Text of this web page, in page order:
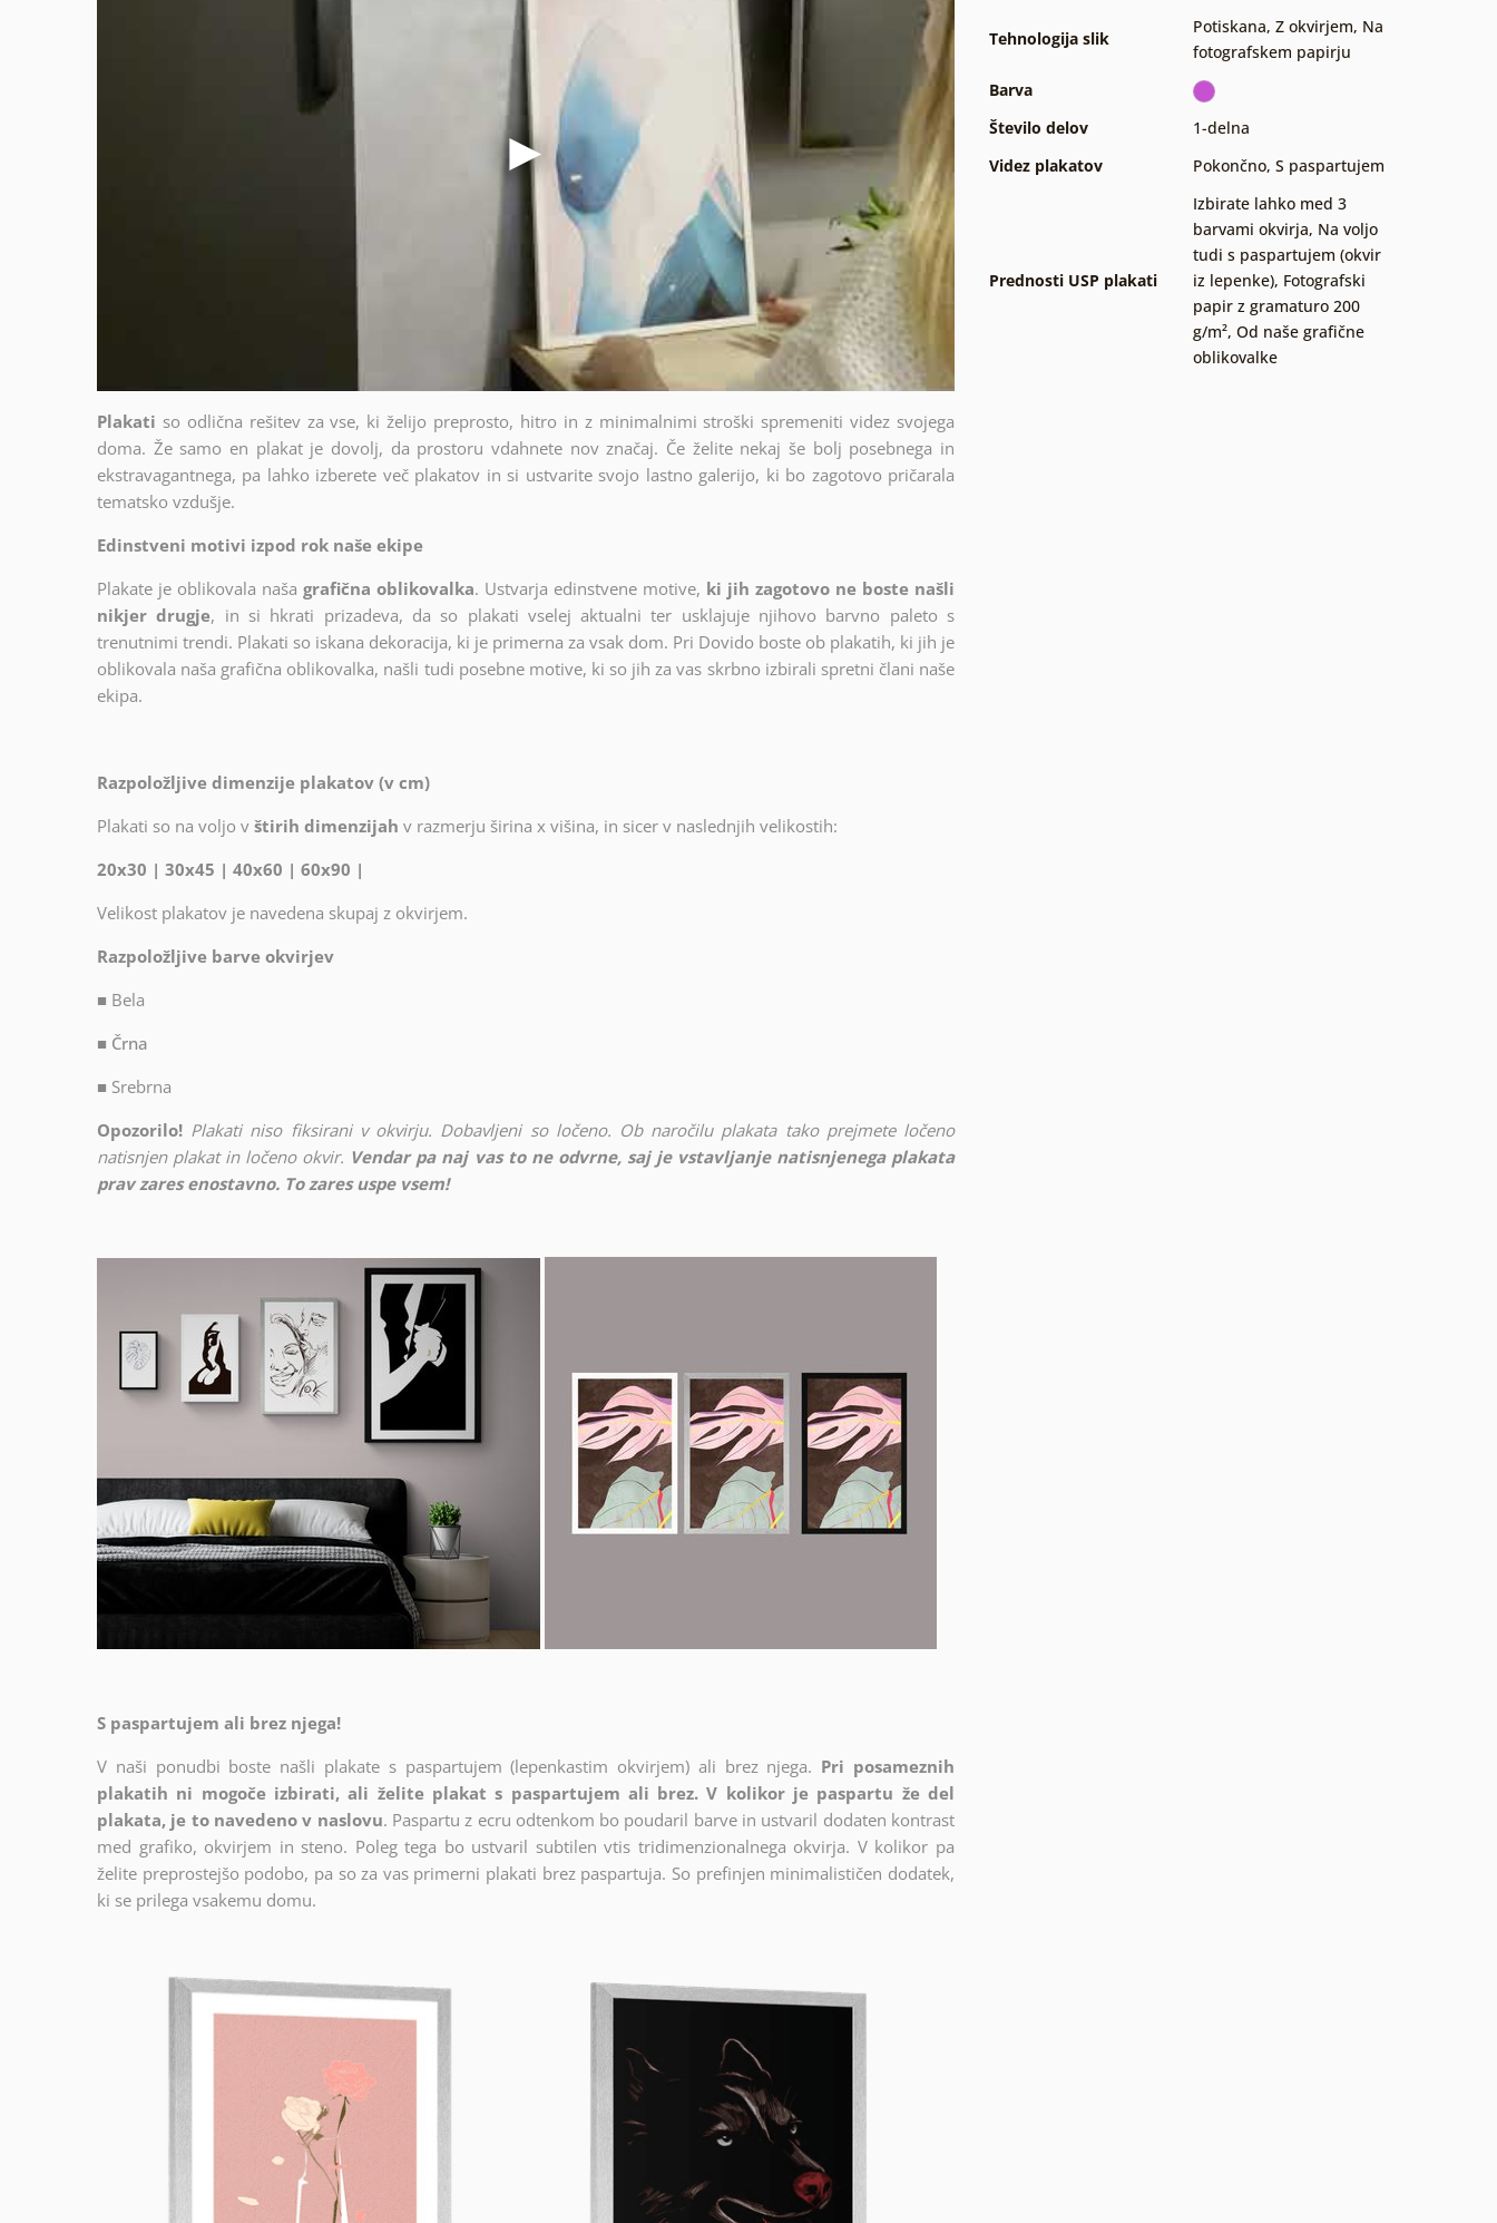
Plakati so odlična rešitev za vse, ki želijo preprosto, hitro in z minimalnimi stroški spremeniti videz svojega
doma. Že samo en plakat je dovolj, da prostoru vdahnete nov značaj. Če želite nekaj še bolj posebnega in
ekstravagantnega, pa lahko izberete več plakatov in si ustvarite svojo lastno galerijo, ki bo zagotovo pričarala
tematsko vzdušje.
Edinstveni motivi izpod rok naše ekipe
Plakate je oblikovala naša grafična oblikovalka. Ustvarja edinstvene motive, ki jih zagotovo ne boste našli
nikjer drugje, in si hkrati prizadeva, da so plakati vselej aktualni ter usklajuje njihovo barvno paleto s
trenutnimi trendi. Plakati so iskana dekoracija, ki je primerna za vsak dom. Pri Dovido boste ob plakatih, ki jih je
oblikovala naša grafična oblikovalka, našli tudi posebne motive, ki so jih za vas skrbno izbirali spretni člani naše
ekipa.
Razpoložljive dimenzije plakatov (v cm)
Plakati so na voljo v štirih dimenzijah v razmerju širina x višina, in sicer v naslednjih velikostih:
20x30 | 30x45 | 40x60 | 60x90 |
Velikost plakatov je navedena skupaj z okvirjem.
Razpoložljive barve okvirjev
■ Bela
■ Črna
■ Srebrna
Opozorilo! Plakati niso fiksirani v okvirju. Dobavljeni so ločeno. Ob naročilu plakata tako prejmete ločeno
natisnjen plakat in ločeno okvir. Vendar pa naj vas to ne odvrne, saj je vstavljanje natisnjenega plakata
prav zares enostavno. To zares uspe vsem!
S paspartujem ali brez njega!
V naši ponudbi boste našli plakate s paspartujem (lepenkastim okvirjem) ali brez njega. Pri posameznih
plakatih ni mogoče izbirati, ali želite plakat s paspartujem ali brez. V kolikor je paspartu že del
plakata, je to navedeno v naslovu. Paspartu z ecru odtenkom bo poudaril barve in ustvaril dodaten kontrast
med grafiko, okvirjem in steno. Poleg tega bo ustvaril subtilen vtis tridimenzionalnega okvirja. V kolikor pa
želite preprostejšo podobo, pa so za vas primerni plakati brez paspartuja. So prefinjen minimalističen dodatek,
ki se prilega vsakemu domu.
Tehnologija slik
Potiskana, Z okvirjem, Na
fotografskem papirju
Barva
Število delov
1-delna
Videz plakatov
Pokončno, S paspartujem
Prednosti USP plakati
Izbirate lahko med 3
barvami okvirja, Na voljo
tudi s paspartujem (okvir
iz lepenke), Fotografski
papir z gramaturo 200
g/m², Od naše grafične
oblikovalke